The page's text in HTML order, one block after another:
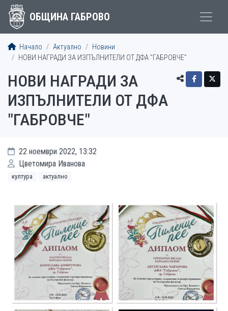
ОБЩИНА ГАБРОВО
Начало Актуално
Новини
НОВИ НАГРАДИ ЗА ИЗПЪЛНИТЕЛИ ОТ ДФА "ГАБРОВЧЕ"
НОВИ НАГРАДИ ЗА
ИЗПЪЛНИТЕЛИ ОТ ДФА
"ГАБРОВЧЕ"
22 ноември 2022, 13:32
Цветомира Иванова
култура актуално